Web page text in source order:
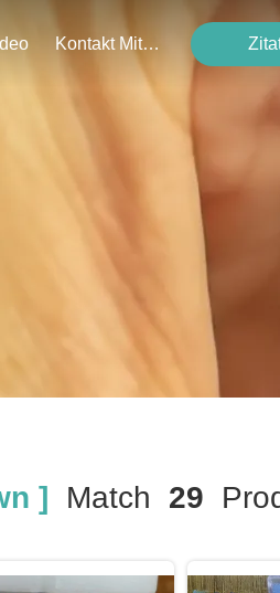
Kontakt Mit Uns
] Match 29